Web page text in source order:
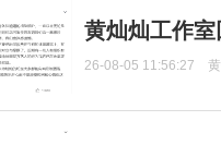
黄灿灿工作
26-08-05 11:56:27